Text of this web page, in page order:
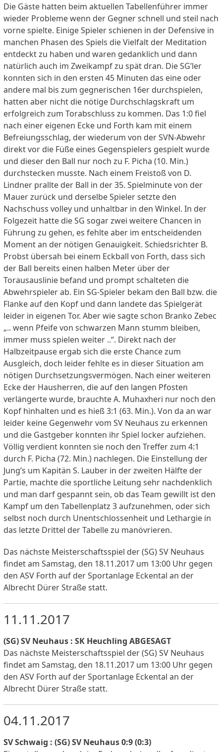
Die Gäste hatten beim aktuellen Tabellenführer immer
wieder Probleme wenn der Gegner schnell und steil nach
vorne spielte. Einige Spieler schienen in der Defensive in
manchen Phasen des Spiels die Vielfalt der Meditation
entdeckt zu haben und waren gedanklich und dann
natürlich auch im Zweikampf zu spät dran. Die SG’ler
konnten sich in den ersten 45 Minuten das eine oder
andere mal bis zum gegnerischen 16er durchspielen,
hatten aber nicht die nötige Durchschlagskraft um
erfolgreich zum Torabschluss zu kommen. Das 1:0 fiel
nach einer eigenen Ecke und Forth kam mit einem
Befreiungsschlag, der wiederum von der SVN-Abwehr
direkt vor die Füße eines Gegenspielers gespielt wurde
und dieser den Ball nur noch zu F. Picha (10. Min.)
durchstecken musste. Nach einem Freistoß von D.
Lindner prallte der Ball in der 35. Spielminute von der
Mauer zurück und derselbe Spieler setzte den
Nachschuss volley und unhaltbar in den Winkel. In der
Folgezeit hatte die SG sogar zwei weitere Chancen in
Führung zu gehen, es fehlte aber im entscheidenden
Moment an der nötigen Genauigkeit. Schiedsrichter B.
Probst übersah bei einem Eckball von Forth, dass sich
der Ball bereits einen halben Meter über der
Torausauslinie befand und prompt schalteten die
Abwehrspieler ab. Ein SG-Spieler bekam den Ball bzw. die
Flanke auf den Kopf und dann landete das Spielgerät
leider in eigenen Tor. Aber wie sagte schon Branko Zebec
„.. wenn Pfeife von schwarzen Mann stumm bleiben,
immer muss spielen weiter ..“. Direkt nach der
Halbzeitpause ergab sich die erste Chance zum
Ausgleich, doch leider fehlte es in dieser Situation am
nötigen Durchsetzungsvermögen. Nach einer weiteren
Ecke der Hausherren, die auf den langen Pfosten
verlängerte wurde, brauchte A. Muhaxheri nur noch den
Kopf hinhalten und es hieß 3:1 (63. Min.). Von da an war
leider keine Gegenwehr vom SV Neuhaus zu erkennen
und die Gastgeber konnten ihr Spiel locker aufziehen.
Völlig verdient konnten sie noch den Treffer zum 4:1
durch F. Picha (72. Min.) nachlegen. Die Einstellung der
Jung’s um Kapitän S. Lauber in der zweiten Hälfte der
Partie, machte die sportliche Leitung sehr nachdenklich
und man darf gespannt sein, ob das Team gewillt ist den
Kampf um den Tabellenplatz 3 aufzunehmen, oder sich
selbst noch durch Unentschlossenheit und Lethargie in
das letzte Drittel der Tabelle zu manövrieren.
Das nächste Meisterschaftsspiel der (SG) SV Neuhaus
findet am Samstag, den 18.11.2017 um 13:00 Uhr gegen
den ASV Forth auf der Sportanlage Eckental an der
Albrecht Dürer Straße statt.
11.11.2017
(SG) SV Neuhaus : SK Heuchling ABGESAGT
Das nächste Meisterschaftsspiel der (SG) SV Neuhaus
findet am Samstag, den 18.11.2017 um 13:00 Uhr gegen
den ASV Forth auf der Sportanlage Eckental an der
Albrecht Dürer Straße statt.
04.11.2017
SV Schwaig : (SG) SV Neuhaus 0:9 (0:3)